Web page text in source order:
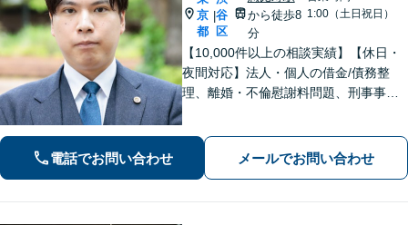
京
都
|谷
区
から徒歩8
分
1:00（土日祝日）
【10,000件以上の相談実績】【休日・
夜間対応】法人・個人の借金/債務整
理、離婚・不倫慰謝料問題、刑事事
応いたします。
電話でお問い合わせ メールでお問い合わせ